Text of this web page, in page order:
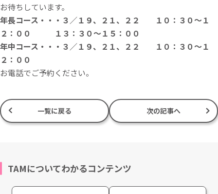
お待ちしています。
年長コース・・・３／１９、２１、２２ １０：３０～１
２：００ １３：３０～１５：００
年中コース・・・３／１９、２１、２２ １０：３０～１
２：００
お電話でご予約ください。
一覧に戻る 次の記事へ
TAMについてわかるコンテンツ